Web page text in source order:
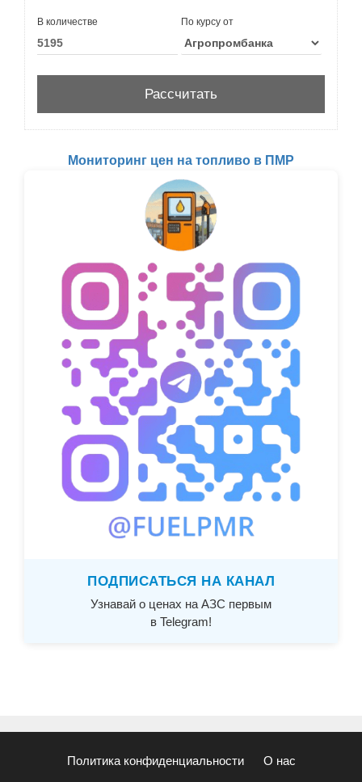
В количестве По курсу от
Мониторинг цен на топливо в ПМР
ПОДПИСАТЬСЯ НА КАНАЛ
Узнавай о ценах на АЗС первым
в Telegram!
Политика конфиденциальности О нас